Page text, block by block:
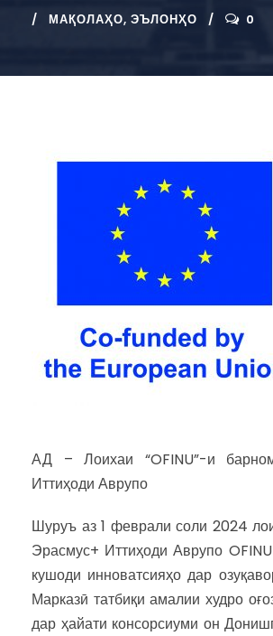
МАҚОЛАҲО, ЭЪЛОНҲО 0
АД – Лоихаи “OFINU”-и
Иттиҳоди Аврупо
Шуруъ аз 1 феврали соли 2024
Эрасмус+ Иттиҳоди Аврупо
кушоди инноватсияҳо дар
Марказӣ татбиқи амалии худро
дар ҳайати консорсиуми он